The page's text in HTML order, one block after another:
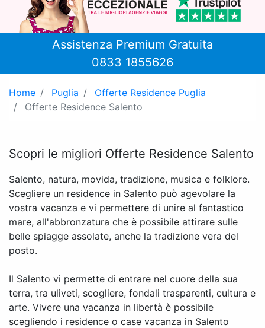
Assistenza Premium Gratuita
0833 1855626
Home Puglia
Offerte Residence Puglia
Offerte Residence Salento
Scopri le migliori Offerte Residence Salento
Salento, natura, movida, tradizione, musica e folklore.
Scegliere un residence in Salento può agevolare la
vostra vacanza e vi permettere di unire al fantastico
mare, all'abbronzatura che è possibile attirare sulle
belle spiagge assolate, anche la tradizione vera del
posto.
Il Salento vi permette di entrare nel cuore della sua
terra, tra uliveti, scogliere, fondali trasparenti, cultura e
arte. Vivere una vacanza in libertà è possibile
scegliendo i residence o case vacanza in Salento